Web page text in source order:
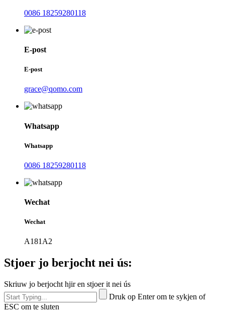
0086 18259280118
E-post
E-post
grace@qomo.com
Whatsapp
Whatsapp
0086 18259280118
Wechat
Wechat
A181A2
Stjoer jo berjocht nei ús:
Skriuw jo berjocht hjir en stjoer it nei ús
Druk op Enter om te sykjen of
ESC om te sluten